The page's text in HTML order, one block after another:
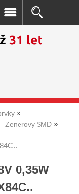
Zenerovy SMD
0,35W